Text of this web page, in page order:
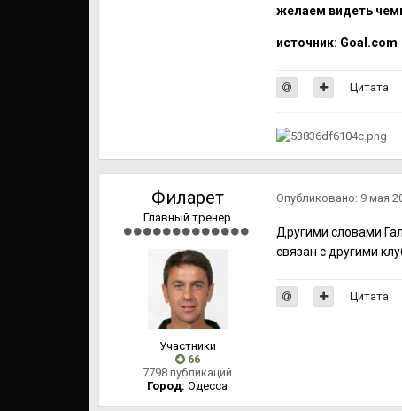
желаем видеть
источник: Goal.com
Цитата
Филарет
Главный тренер
Участники
66
7798 публикаций
Город: Одесса
Опубликовано: 9 мая
Другими словами
связан с другими
Цитата